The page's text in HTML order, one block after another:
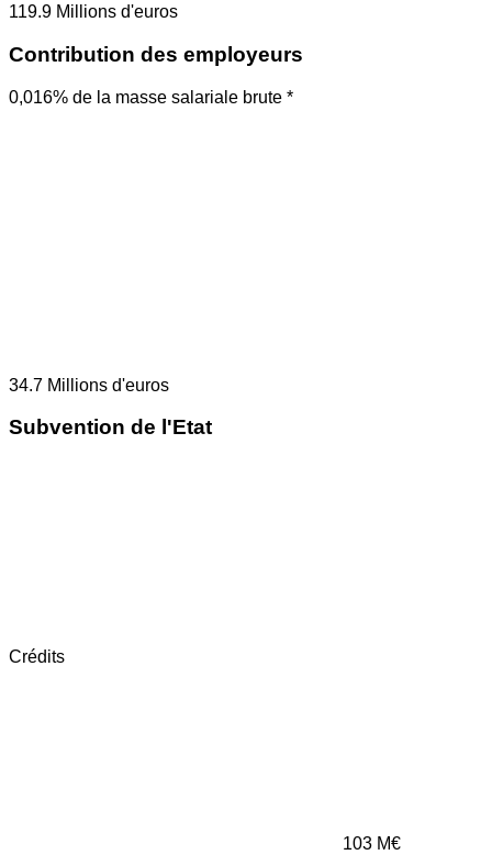
119.9 Millions d'euros
Contribution des employeurs
0,016% de la masse salariale brute *
34.7 Millions d'euros
Subvention de l'Etat
Crédits
103 M€